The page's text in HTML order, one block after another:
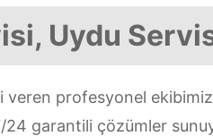
Uydu
profesyonel
24 garantili çözümler